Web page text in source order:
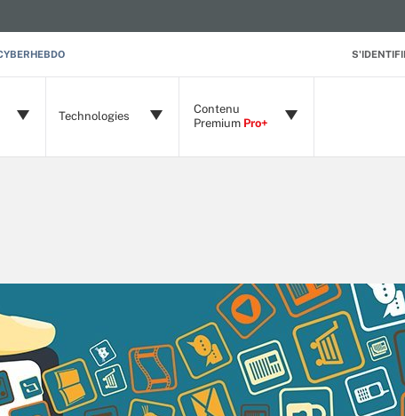
Technologies
Contenu
Premium Pro+